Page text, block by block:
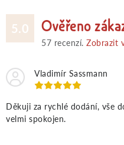
5.0 Ověřeno
57 recenzí. Zobrazit
Vladimír Sassmann
Děkuji za rychlé dodání, vše
velmi spokojen.